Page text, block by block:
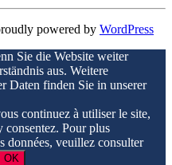
powered by WordPress
Sie die Website weiter
aus. Weitere
Daten finden Sie in unserer
continuez à utiliser le site,
consentez. Pour plus
données, veuillez consulter
OK